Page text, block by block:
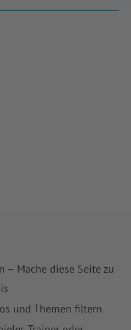
– Mache diese Seite zu
und Themen filtern